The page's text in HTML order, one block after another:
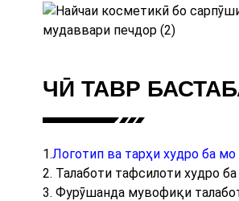
ЧӢ ТАВР
1.Логотип ва тарҳи худро ба
2. Талаботи тафсилоти худро
3. Фурӯшанда мувофиқи